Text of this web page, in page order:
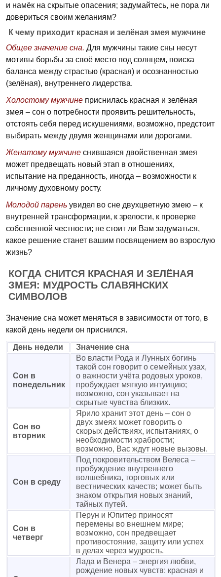
и намёк на скрытые опасения; задумайтесь, не пора ли
довериться своим желаниям?
К чему приходит красная и зелёная змея мужчине
Общее значение сна. Для мужчины такие сны несут
мотивы борьбы за своё место под солнцем, поиска
баланса между страстью (красная) и осознанностью
(зелёная), внутреннего лидерства.
Холостому мужчине приснилась красная и зелёная
змея – сон о потребности проявить решительность,
отстоять себя перед искушениями, возможно, предстоит
выбирать между двумя женщинами или дорогами.
Женатому мужчине снившаяся двойственная змея
может предвещать новый этап в отношениях,
испытание на преданность, иногда – возможности к
личному духовному росту.
Молодой парень увидел во сне двухцветную змею – к
внутренней трансформации, к зрелости, к проверке
собственной честности; не стоит ли Вам задуматься,
какое решение станет вашим посвящением во взрослую
жизнь?
КОГДА СНИТСЯ КРАСНАЯ И ЗЕЛЁНАЯ
ЗМЕЯ: МУДРОСТЬ СЛАВЯНСКИХ
СИМВОЛОВ
Значение сна может меняться в зависимости от того, в
какой день недели он приснился.
День недели Значение сна
Сон в
понедельник
Во власти Родa и Лунных богинь
такой сон говорит о семейных узах,
о важности учёта родовых уроков,
пробуждает мягкую интуицию;
возможно, сон указывает на
скрытые чувства близких.
Сон во
вторник
Ярило хранит этот день – сон о
двух змеях может говорить о
скорых действиях, испытаниях, о
необходимости храбрости;
возможно, Вас ждут новые вызовы.
Сон в среду
Под покровительством Велеса –
пробуждение внутреннего
волшебника, торговых или
вестнических качеств; может быть
знаком открытия новых знаний,
тайных путей.
Сон в
четверг
Перун и Юпитер приносят
перемены во внешнем мире;
возможно, сон предвещает
противостояние, защиту или успех
в делах через мудрость.
Лада и Венера – энергия любви,
рождение новых чувств: красная и